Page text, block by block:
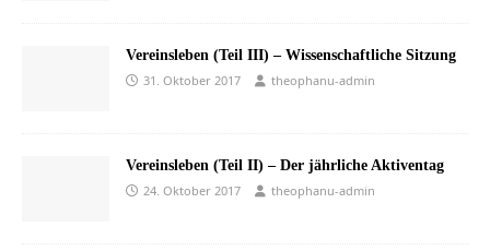
Vereinsleben (Teil III) – Wissenschaftliche Sitzung
31. Oktober 2017
theophanu-admin
Vereinsleben (Teil II) – Der jährliche Aktiventag
24. Oktober 2017
theophanu-admin